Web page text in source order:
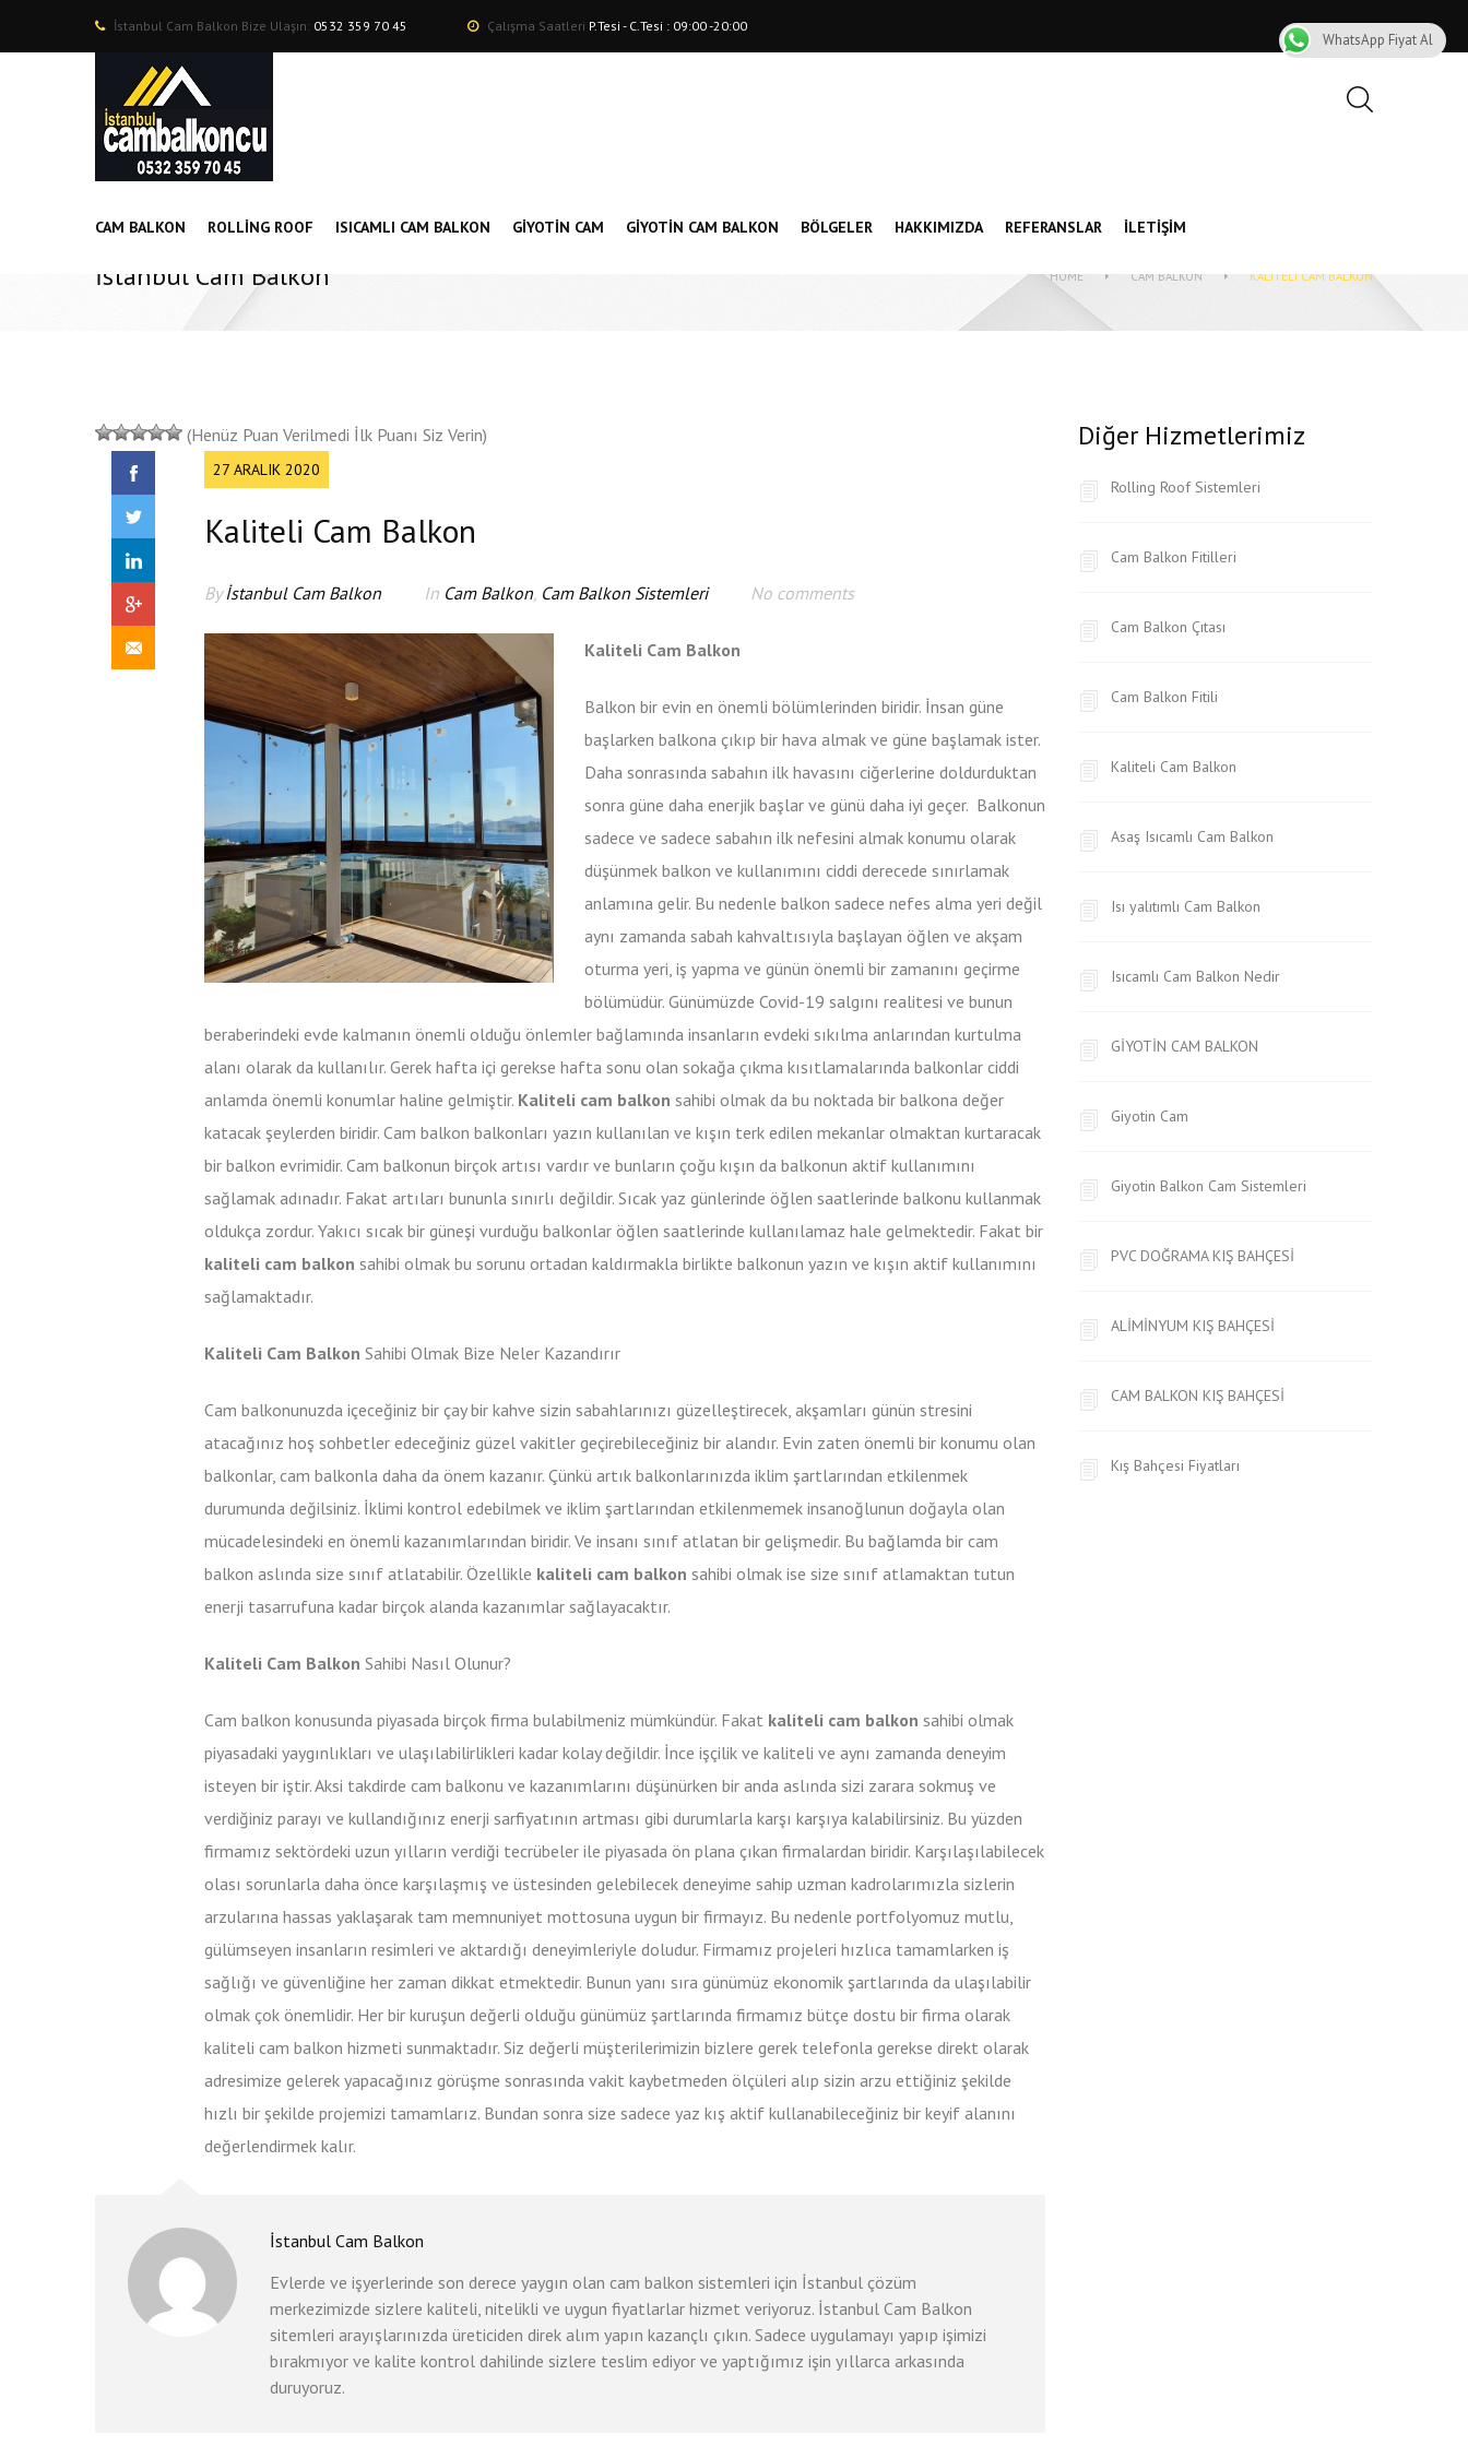
İstanbul Cam Balkon Bize Ulaşın: 0532 359 70 45 Çalışma Saatleri P.Tesi - C.Tesi : 09:00 -20:00
CAM BALKON ROLLING ROOF ISICAMLI CAM BALKON GIYOTIN CAM GİYOTİN CAM BALKON BÖLGELER HAKKIMIZDA REFERANSLAR İLETIŞIM
İstanbul Cam Balkon HOME CAM BALKON KALITELI CAM BALKON
(Henüz Puan Verilmedi İlk Puanı Siz Verin)
27 ARALIK 2020
Kaliteli Cam Balkon
Byİstanbul Cam Balkon In Cam Balkon, Cam Balkon Sistemleri No comments
Kaliteli Cam Balkon
Balkon bir evin en önemli bölümlerinden biridir. İnsan güne
başlarken balkona çıkıp bir hava almak ve güne başlamak ister.
Daha sonrasında sabahın ilk havasını ciğerlerine doldurduktan
sonra güne daha enerjik başlar ve günü daha iyi geçer. Balkonun
sadece ve sadece sabahın ilk nefesini almak konumu olarak
düşünmek balkon ve kullanımını ciddi derecede sınırlamak
anlamına gelir. Bu nedenle balkon sadece nefes alma yeri değil
aynı zamanda sabah kahvaltısıyla başlayan öğlen ve akşam
oturma yeri, iş yapma ve günün önemli bir zamanını geçirme
bölümüdür. Günümüzde Covid-19 salgını realitesi ve bunun
beraberindeki evde kalmanın önemli olduğu önlemler bağlamında insanların evdeki sıkılma anlarından kurtulma
alanı olarak da kullanılır. Gerek hafta içi gerekse hafta sonu olan sokağa çıkma kısıtlamalarında balkonlar ciddi
anlamda önemli konumlar haline gelmiştir. Kaliteli cam balkon sahibi olmak da bu noktada bir balkona değer
katacak şeylerden biridir. Cam balkon balkonları yazın kullanılan ve kışın terk edilen mekanlar olmaktan kurtaracak
bir balkon evrimidir. Cam balkonun birçok artısı vardır ve bunların çoğu kışın da balkonun aktif kullanımını
sağlamak adınadır. Fakat artıları bununla sınırlı değildir. Sıcak yaz günlerinde öğlen saatlerinde balkonu kullanmak
oldukça zordur. Yakıcı sıcak bir güneşi vurduğu balkonlar öğlen saatlerinde kullanılamaz hale gelmektedir. Fakat bir
kaliteli cam balkon sahibi olmak bu sorunu ortadan kaldırmakla birlikte balkonun yazın ve kışın aktif kullanımını
sağlamaktadır.
Kaliteli Cam Balkon Sahibi Olmak Bize Neler Kazandırır
Cam balkonunuzda içeceğiniz bir çay bir kahve sizin sabahlarınızı güzelleştirecek, akşamları günün stresini
atacağınız hoş sohbetler edeceğiniz güzel vakitler geçirebileceğiniz bir alandır. Evin zaten önemli bir konumu olan
balkonlar, cam balkonla daha da önem kazanır. Çünkü artık balkonlarınızda iklim şartlarından etkilenmek
durumunda değilsiniz. İklimi kontrol edebilmek ve iklim şartlarından etkilenmemek insanoğlunun doğayla olan
mücadelesindeki en önemli kazanımlarından biridir. Ve insanı sınıf atlatan bir gelişmedir. Bu bağlamda bir cam
balkon aslında size sınıf atlatabilir. Özellikle kaliteli cam balkon sahibi olmak ise size sınıf atlamaktan tutun
enerji tasarrufuna kadar birçok alanda kazanımlar sağlayacaktır.
Kaliteli Cam Balkon Sahibi Nasıl Olunur?
Cam balkon konusunda piyasada birçok firma bulabilmeniz mümkündür. Fakat kaliteli cam balkon sahibi olmak
piyasadaki yaygınlıkları ve ulaşılabilirlikleri kadar kolay değildir. İnce işçilik ve kaliteli ve aynı zamanda deneyim
isteyen bir iştir. Aksi takdirde cam balkonu ve kazanımlarını düşünürken bir anda aslında sizi zarara sokmuş ve
verdiğiniz parayı ve kullandığınız enerji sarfiyatının artması gibi durumlarla karşı karşıya kalabilirsiniz. Bu yüzden
firmamız sektördeki uzun yılların verdiği tecrübeler ile piyasada ön plana çıkan firmalardan biridir. Karşılaşılabilecek
olası sorunlarla daha önce karşılaşmış ve üstesinden gelebilecek deneyime sahip uzman kadrolarımızla sizlerin
arzularına hassas yaklaşarak tam memnuniyet mottosuna uygun bir firmayız. Bu nedenle portfolyomuz mutlu,
gülümseyen insanların resimleri ve aktardığı deneyimleriyle doludur. Firmamız projeleri hızlıca tamamlarken iş
sağlığı ve güvenliğine her zaman dikkat etmektedir. Bunun yanı sıra günümüz ekonomik şartlarında da ulaşılabilir
olmak çok önemlidir. Her bir kuruşun değerli olduğu günümüz şartlarında firmamız bütçe dostu bir firma olarak
kaliteli cam balkon hizmeti sunmaktadır. Siz değerli müşterilerimizin bizlere gerek telefonla gerekse direkt olarak
adresimize gelerek yapacağınız görüşme sonrasında vakit kaybetmeden ölçüleri alıp sizin arzu ettiğiniz şekilde
hızlı bir şekilde projemizi tamamlarız. Bundan sonra size sadece yaz kış aktif kullanabileceğiniz bir keyif alanını
değerlendirmek kalır.
İstanbul Cam Balkon
Evlerde ve işyerlerinde son derece yaygın olan cam balkon sistemleri için İstanbul çözüm
merkezimizde sizlere kaliteli, nitelikli ve uygun fiyatlarlar hizmet veriyoruz. İstanbul Cam Balkon
sitemleri arayışlarınızda üreticiden direk alım yapın kazançlı çıkın. Sadece uygulamayı yapıp işimizi
bırakmıyor ve kalite kontrol dahilinde sizlere teslim ediyor ve yaptığımız işin yıllarca arkasında
duruyoruz.
Diğer Hizmetlerimiz
Rolling Roof Sistemleri
Cam Balkon Fitilleri
Cam Balkon Çıtası
Cam Balkon Fitili
Kaliteli Cam Balkon
Asaş Isıcamlı Cam Balkon
Isı yalıtımlı Cam Balkon
Isıcamlı Cam Balkon Nedir
GİYOTİN CAM BALKON
Giyotin Cam
Giyotin Balkon Cam Sistemleri
PVC DOĞRAMA KIŞ BAHÇESİ
ALİMİNYUM KIŞ BAHÇESİ
CAM BALKON KIŞ BAHÇESİ
Kış Bahçesi Fiyatları
WhatsApp Fiyat Al